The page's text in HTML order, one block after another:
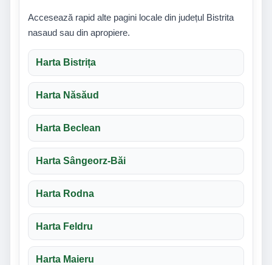
Accesează rapid alte pagini locale din județul Bistrita
nasaud sau din apropiere.
Harta Bistrița
Harta Năsăud
Harta Beclean
Harta Sângeorz-Băi
Harta Rodna
Harta Feldru
Harta Maieru